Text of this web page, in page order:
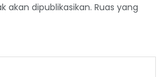
akan dipublikasikan. Ruas yang